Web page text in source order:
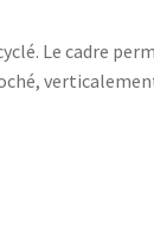
Le cadre